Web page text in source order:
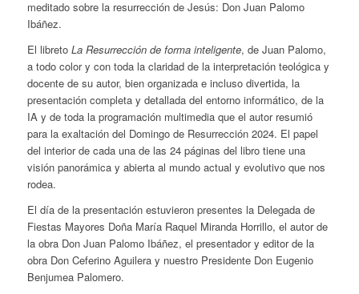
meditado sobre la resurrección de Jesús: Don Juan Palomo
Ibáñez.
El libreto La Resurrección de forma inteligente, de Juan Palomo,
a todo color y con toda la claridad de la interpretación teológica y
docente de su autor, bien organizada e incluso divertida, la
presentación completa y detallada del entorno informático, de la
IA y de toda la programación multimedia que el autor resumió
para la exaltación del Domingo de Resurrección 2024. El papel
del interior de cada una de las 24 páginas del libro tiene una
visión panorámica y abierta al mundo actual y evolutivo que nos
rodea.
El día de la presentación estuvieron presentes la Delegada de
Fiestas Mayores Doña María Raquel Miranda Horrillo, el autor de
la obra Don Juan Palomo Ibáñez, el presentador y editor de la
obra Don Ceferino Aguilera y nuestro Presidente Don Eugenio
Benjumea Palomero.